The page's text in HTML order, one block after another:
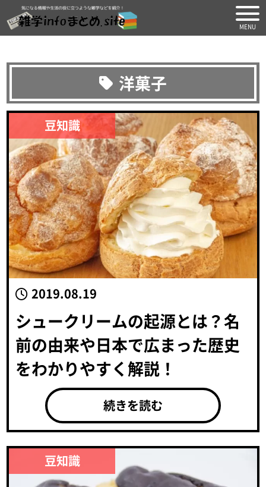
気になる情報や生活
洋菓子
豆知識
2019.08.19
シュークリームの起源とは？名
前の由来や日本で広まった歴史
をわかりやすく解説！
続きを読む
豆知識